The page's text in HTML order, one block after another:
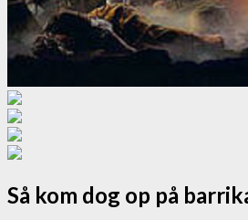
Så kom dog op på